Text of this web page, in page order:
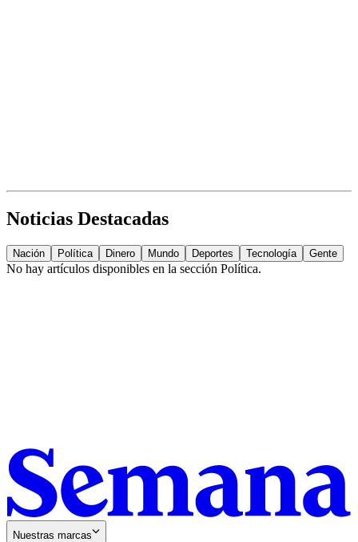
Noticias Destacadas
Nación Política Dinero Mundo Deportes Tecnología Gente
No hay artículos disponibles en la sección Política.
Nuestras marcas